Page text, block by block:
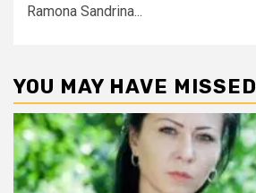
Ramona Sandrina...
YOU MAY HAVE MISSED